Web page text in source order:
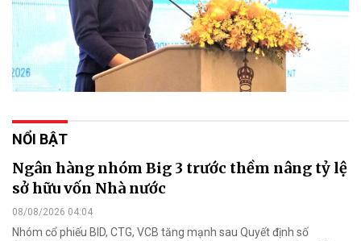
NỔI BẬT
Ngân hàng nhóm Big 3 trước thềm nâng tỷ lệ
sở hữu vốn Nhà nước
08/08/2026 04:04
Nhóm cổ phiếu BID, CTG, VCB tăng mạnh sau Quyết định số